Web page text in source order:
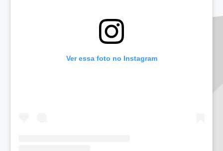
Ver essa foto no Instagram